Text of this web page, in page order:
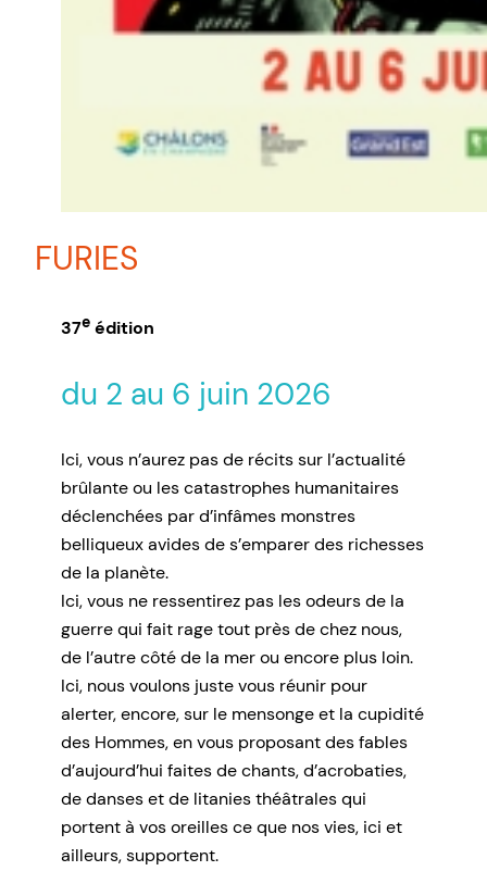
FURIES
37e édition
du 2 au 6 juin 2026
Ici, vous n’aurez pas de récits sur l’actualité
brûlante ou les catastrophes humanitaires
déclenchées par d’infâmes monstres
belliqueux avides de s’emparer des richesses
de la planète.
Ici, vous ne ressentirez pas les odeurs de la
guerre qui fait rage tout près de chez nous,
de l’autre côté de la mer ou encore plus loin.
Ici, nous voulons juste vous réunir pour
alerter, encore, sur le mensonge et la cupidité
des Hommes, en vous proposant des fables
d’aujourd’hui faites de chants, d’acrobaties,
de danses et de litanies théâtrales qui
portent à vos oreilles ce que nos vies, ici et
ailleurs, supportent.